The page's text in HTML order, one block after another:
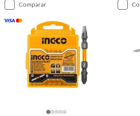
comparar